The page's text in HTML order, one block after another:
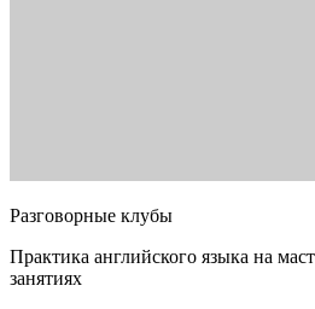
Разговорные клубы
Практика английского языка на
занятиях